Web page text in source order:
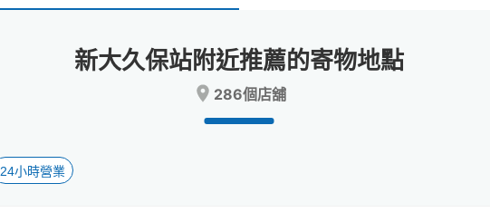
the
the
新大久保站附近推薦的寄物地點
286個店舖
24小時營業